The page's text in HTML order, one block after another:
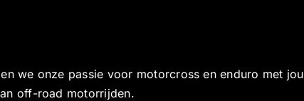
we onze passie voor motorcross en enduro met jou
off-road motorrijden.